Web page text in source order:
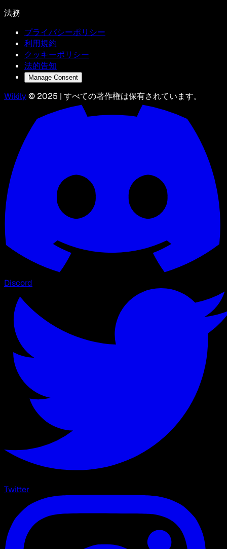
法務
プライバシーポリシー
利用規約
クッキーポリシー
法的告知
Manage Consent
Wikily © 2025 | すべての著作権は保有されています。
Discord
Twitter